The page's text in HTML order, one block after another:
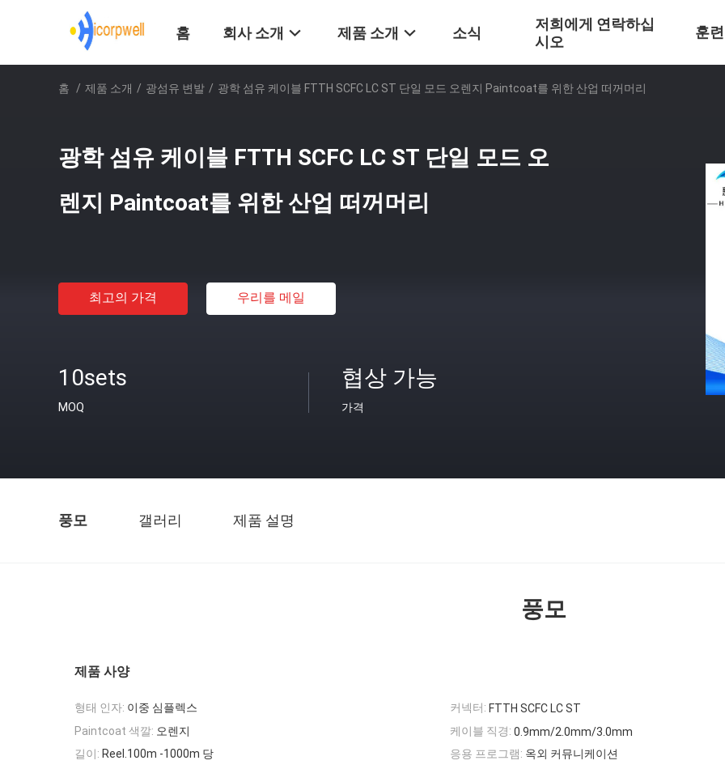
홈 회사 소개 제품 소개 소식
저희에게 연락하십
시오
훈
홈 / 제품 소개 / 광섬유 변발 / 광학 섬유 케이블 FTTH SCFC LC ST 단일 모드 오렌지 Paintcoat를 위한 산업 떠꺼머리
광학 섬유 케이블 FTTH SCFC LC ST 단일 모드 오
렌지 Paintcoat를 위한 산업 떠꺼머리
최고의 가격 우리를 메일
10sets
MOQ
협상 가능
가격
풍모 갤러리 제품 설명
풍모
제품 사양
형태 인자: 이중 심플렉스 커넥터: FTTH SCFC LC ST
Paintcoat 색깔: 오렌지 케이블 직경: 0.9mm/2.0mm/3.0mm
길이: Reel.100m -1000m 당 응용 프로그램: 옥외 커뮤니케이션